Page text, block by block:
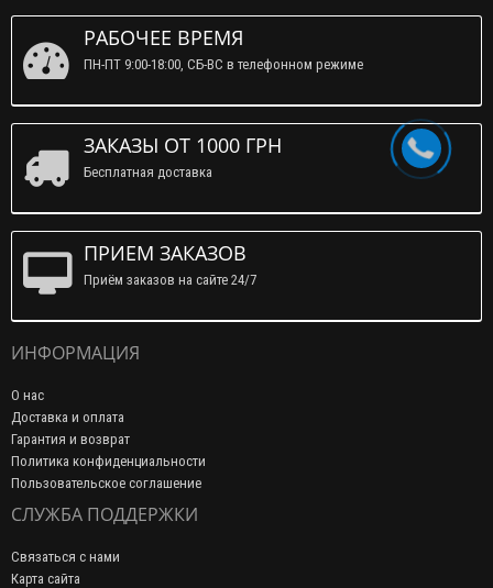
РАБОЧЕЕ ВРЕМЯ
ПН-ПТ 9:00-18:00, СБ-ВС в телефонном режиме
ЗАКАЗЫ ОТ 1000 ГРН
Бесплатная доставка
ПРИЕМ ЗАКАЗОВ
Приём заказов на сайте 24/7
ИНФОРМАЦИЯ
О нас
Доставка и оплата
Гарантия и возврат
Политика конфиденциальности
Пользовательское соглашение
СЛУЖБА ПОДДЕРЖКИ
Связаться с нами
Карта сайта